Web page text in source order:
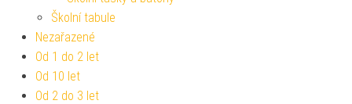
Školní tabule
Nezařazené
Od 1 do 2 let
Od 10 let
Od 2 do 3 let